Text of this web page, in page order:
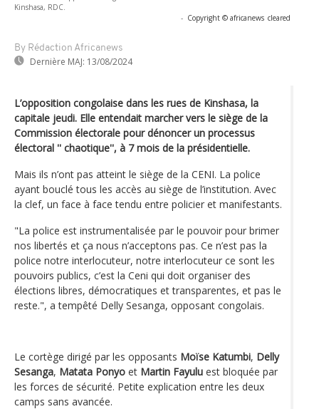
Kinshasa, RDC.
- Copyright © africanews cleared
By Rédaction Africanews
Dernière MAJ: 13/08/2024
L’opposition congolaise dans les rues de Kinshasa, la
capitale jeudi. Elle entendait marcher vers le siège de la
Commission électorale pour dénoncer un processus
électoral '' chaotique'', à 7 mois de la présidentielle.
Mais ils n’ont pas atteint le siège de la CENI. La police
ayant bouclé tous les accès au siège de l’institution. Avec
la clef, un face à face tendu entre policier et manifestants.
"La police est instrumentalisée par le pouvoir pour brimer
nos libertés et ça nous n’acceptons pas. Ce n’est pas la
police notre interlocuteur, notre interlocuteur ce sont les
pouvoirs publics, c’est la Ceni qui doit organiser des
élections libres, démocratiques et transparentes, et pas le
reste.", a tempêté Delly Sesanga, opposant congolais.
Le cortège dirigé par les opposants Moïse Katumbi, Delly
Sesanga, Matata Ponyo et Martin Fayulu est bloquée par
les forces de sécurité. Petite explication entre les deux
camps sans avancée.